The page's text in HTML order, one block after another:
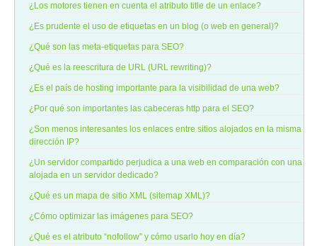
¿Los motores tienen en cuenta el atributo title de un enlace?
¿Es prudente el uso de etiquetas en un blog (o web en general)?
¿Qué son las meta-etiquetas para SEO?
¿Qué es la reescritura de URL (URL rewriting)?
¿Es el país de hosting importante para la visibilidad de una web?
¿Por qué son importantes las cabeceras http para el SEO?
¿Son menos interesantes los enlaces entre sitios alojados en la misma
dirección IP?
¿Un servidor compartido perjudica a una web en comparación con una
alojada en un servidor dedicado?
¿Qué es un mapa de sitio XML (sitemap XML)?
¿Cómo optimizar las imágenes para SEO?
¿Qué es el atributo “nofollow” y cómo usarlo hoy en día?